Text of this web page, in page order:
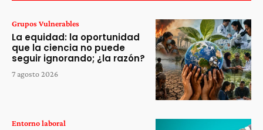
Grupos Vulnerables
La equidad: la oportunidad
que la ciencia no puede
seguir ignorando; ¿la razón?
7 agosto 2026
Entorno laboral